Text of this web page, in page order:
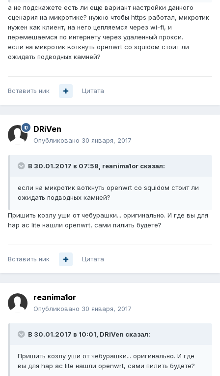
а не подскажете есть ли еще вариант настройки данного
сценария на микротике? нужно чтобы https работал, микротик
нужен как клиент, на него цепляемся через wi-fi, и
перемешаемся по интернету через удаленный прокси.
если на микротик воткнуть openwrt со squidом стоит ли
ожидать подводных камней?
Вставить ник Цитата
DRiVen
Опубликовано 30 января, 2017
В 30.01.2017 в 07:58, reanima1or сказал:
если на микротик воткнуть openwrt со squidом стоит ли
ожидать подводных камней?
Пришить козлу уши от чебурашки... оригинально. И где вы для
hap ac lite нашли openwrt, сами пилить будете?
Вставить ник Цитата
reanima1or
Опубликовано 30 января, 2017
В 30.01.2017 в 10:01, DRiVen сказал:
Пришить козлу уши от чебурашки... оригинально. И где
вы для hap ac lite нашли openwrt, сами пилить будете?